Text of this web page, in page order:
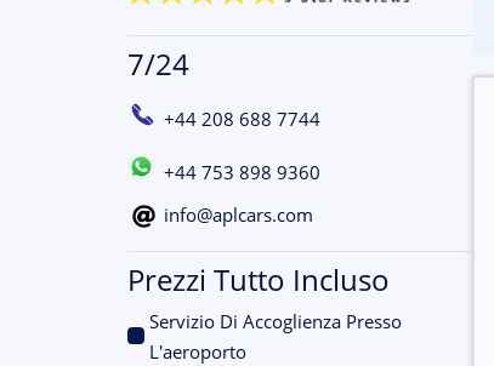
7/24
+44 208 688 7744
+44 753 898 9360
info@aplcars.com
Prezzi Tutto Incluso
Servizio Di Accoglienza Presso
L'aeroporto